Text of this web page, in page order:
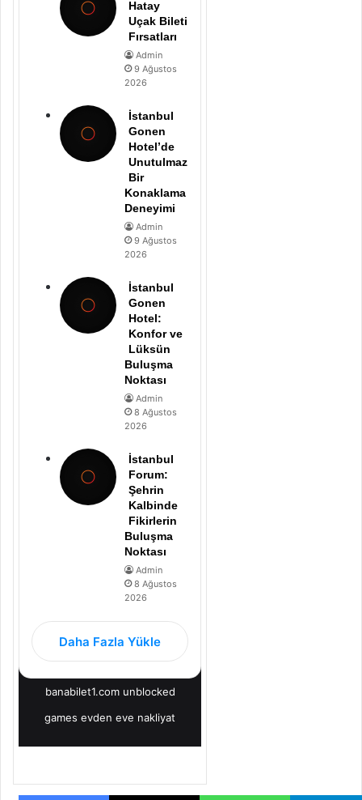
Hatay
Uçak Bileti
Fırsatları
Admin
9 Ağustos
2026
İstanbul
Gonen
Hotel’de
Unutulmaz
Bir
Konaklama
Deneyimi
Admin
9 Ağustos
2026
İstanbul
Gonen
Hotel:
Konfor ve
Lüksün
Buluşma
Noktası
Admin
8 Ağustos
2026
İstanbul
Forum:
Şehrin
Kalbinde
Fikirlerin
Buluşma
Noktası
Admin
8 Ağustos
2026
Daha Fazla Yükle
banabilet1.com unblocked
games evden eve nakliyat